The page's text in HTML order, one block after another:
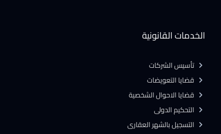
الخدمات القانونية
تأسيس الشركات
قضايا التعويضات
قضايا الاحوال الشخصية
التحكيم الدولى
التسجيل بالشهر العقارى